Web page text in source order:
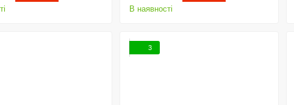
В наявності
3